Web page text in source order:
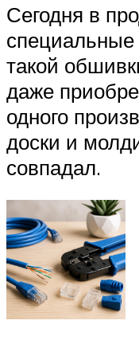
Сегодня в
такой
даже
одного
доски и
совпадал.